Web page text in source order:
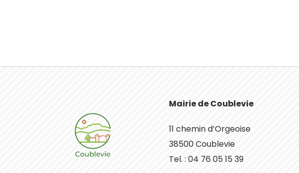
Mairie de Coublevie
11 chemin d’Orgeoise
38500 Coublevie
Tel. : 04 76 05 15 39